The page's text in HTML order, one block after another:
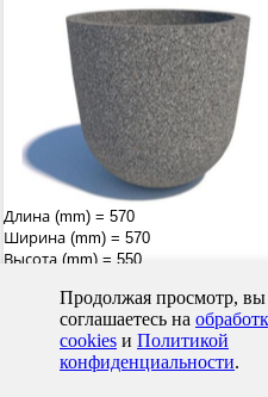
Длина (mm) = 570
Ширина (mm) = 570
Высота (mm) = 550
Продолжая просмотр, вы
соглашаетесь на
cookies и Политикой
конфиденциальности.